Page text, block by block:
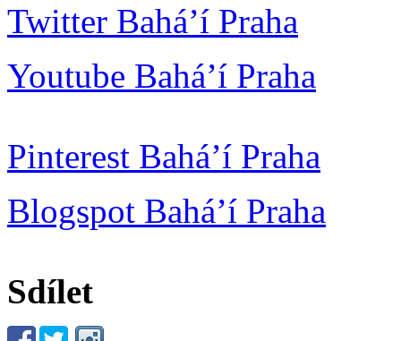
Twitter Bahá’í Praha
Youtube Bahá’í Praha
Pinterest Bahá’í Praha
Blogspot Bahá’í Praha
Sdílet